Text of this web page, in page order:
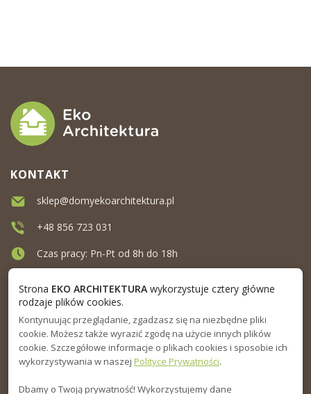
MENU
INFORMACJA
KONTAKT
sklep@domyekoarchitektura.pl
+48 856 723 031
Czas pracy: Pn-Pt od 8h do 18h
Strona EKO ARCHITEKTURAwykorzystuje cztery główne
rodzaje plików cookies.
Kontynuując przeglądanie, zgadzasz się na niezbędne pliki
cookie. Możesz także wyrazić zgodę na użycie innych plików
cookie. Szczegółowe informacje o plikach cookies i sposobie ich
wykorzystywania w naszej Polityce Prywatności.
Dbamy o Twoją prywatność! Wykorzystujemy dane